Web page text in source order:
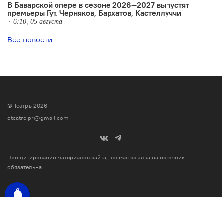
В Баварской опере в сезоне 2026—2027 выпустят
премьеры Гут, Черняков, Бархатов, Кастеллуччи
6:10, 05 августа
Все новости
© Театръ 2026
oteatre.pr@gmail.com
При цитировании материалов сайта, прямая ссылка на источник –
обязательна
.